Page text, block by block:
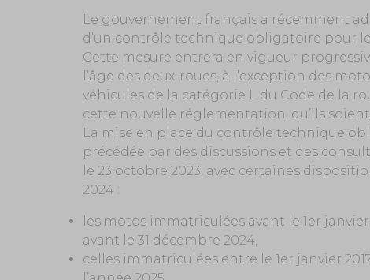
Le gouvernement français a récemment
d’un contrôle technique obligatoire pour
Cette mesure entrera en vigueur
l’âge des deux-roues, à l’exception des
véhicules de la catégorie L du Code de la
cette nouvelle réglementation, qu’ils
La mise en place du contrôle technique
précédée par des discussions et des
le 23 octobre 2023, avec certaines
2024 :
les motos immatriculées avant le 1er
avant le 31 décembre 2024,
celles immatriculées entre le 1er janvier